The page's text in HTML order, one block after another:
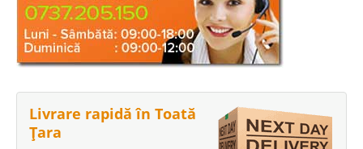
Livrare rapidă în Toată
Țara